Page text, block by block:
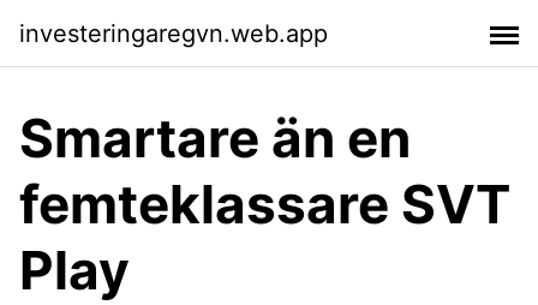
investeringaregvn.web.app
Smartare än en
femteklassare SVT
Play